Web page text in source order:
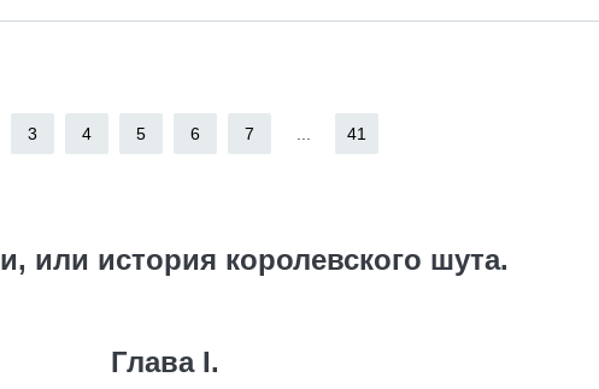
3 4 5 6 7 41
или история королевского шута.
Глава I.